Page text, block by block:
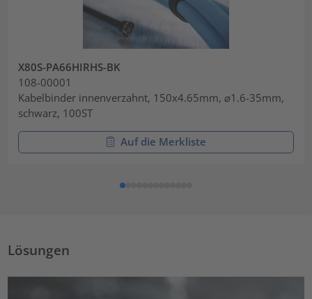
X80S-PA66HIRHS-BK
108-00001
Kabelbinder innenverzahnt, 150x4.65mm, ⌀1.6-35mm,
schwarz, 100ST
Auf die Merkliste
Lösungen